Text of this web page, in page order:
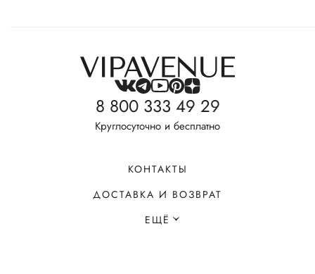
8 800 333 49 29
Круглосуточно и бесплатно
КОНТАКТЫ
ДОСТАВКА И ВОЗВРАТ
ЕЩЁ